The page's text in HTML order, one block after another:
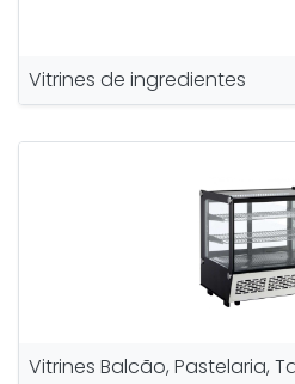
Vitrines de ingredientes
Vitrines Balcão, Pastelaria,